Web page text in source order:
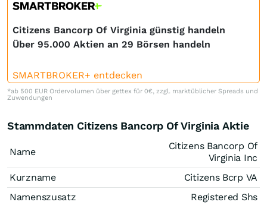
Citizens Bancorp Of Virginia günstig handeln
Über 95.000 Aktien an 29 Börsen handeln
SMARTBROKER+ entdecken
*ab 500 EUR Ordervolumen über gettex für 0€, zzgl. marktüblicher Spreads und
Zuwendungen
Stammdaten Citizens Bancorp Of Virginia Aktie
Name
Citizens Bancorp Of
Virginia Inc
Kurzname
Citizens Bcrp VA
Namenszusatz
Registered Shs